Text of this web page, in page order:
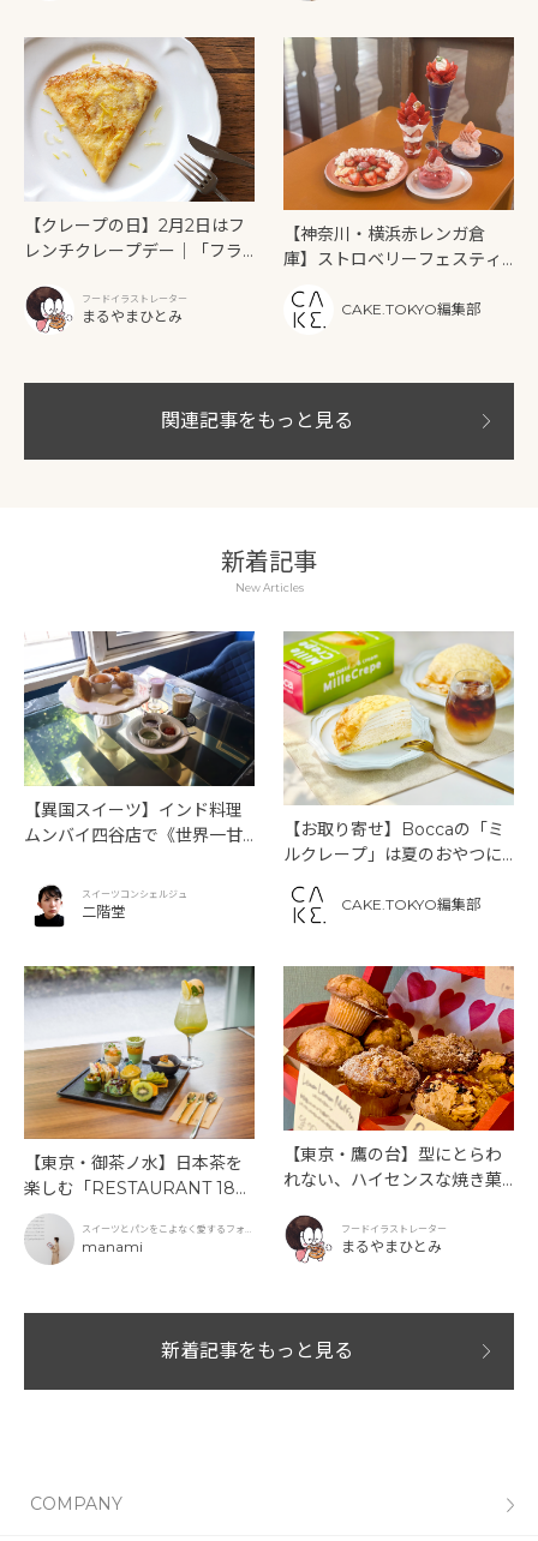
【クレープの日】2月2日はフ
レンチクレープデー｜「フラ
トゥール）」で味わう黄金の
クレープ
フードイラストレーター
まるやまひとみ
【神奈川・横浜赤レンガ倉
庫】ストロベリーフェスティ
いちごスイーツ＆体験
CAKE.TOKYO編集部
関連記事をもっと見る
新着記事
New Articles
【異国スイーツ】インド料理
ムンバイ四谷店で《世界一甘
ー》を味わうスイーツコンシェルジュ
二階堂
【お取り寄せ】Boccaの「ミ
ルクレープ」は夏のおやつに
CAKE.TOKYO編集部
【東京・御茶ノ水】日本茶を
楽しむ「RESTAURANT 189
9 OCHANOMIZU」の抹茶ア
フタヌーンティーと新作クリ
ームソーダ
スイーツとパンをこよなく愛するフォト
グラファー
manami
【東京・鷹の台】型にとらわ
れない、ハイセンスな焼き菓
フードイラストレーター
まるやまひとみ
新着記事をもっと見る
COMPANY